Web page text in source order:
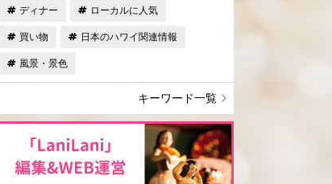
ディナー ローカルに人気
買い物 日本のハワイ関連情報
風景・景色
キーワード一覧